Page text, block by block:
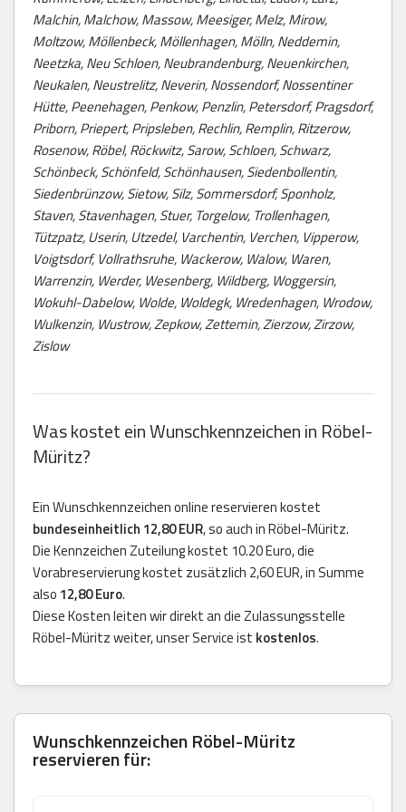
Malchin, Malchow, Massow, Meesiger, Melz, Mirow,
Moltzow, Möllenbeck, Möllenhagen, Mölln, Neddemin,
Neetzka, Neu Schloen, Neubrandenburg, Neuenkirchen,
Neukalen, Neustrelitz, Neverin, Nossendorf, Nossentiner
Hütte, Peenehagen, Penkow, Penzlin, Petersdorf, Pragsdorf,
Priborn, Priepert, Pripsleben, Rechlin, Remplin, Ritzerow,
Rosenow, Röbel, Röckwitz, Sarow, Schloen, Schwarz,
Schönbeck, Schönfeld, Schönhausen, Siedenbollentin,
Siedenbrünzow, Sietow, Silz, Sommersdorf, Sponholz,
Staven, Stavenhagen, Stuer, Torgelow, Trollenhagen,
Tützpatz, Userin, Utzedel, Varchentin, Verchen, Vipperow,
Voigtsdorf, Vollrathsruhe, Wackerow, Walow, Waren,
Warrenzin, Werder, Wesenberg, Wildberg, Woggersin,
Wokuhl-Dabelow, Wolde, Woldegk, Wredenhagen, Wrodow,
Wulkenzin, Wustrow, Zepkow, Zettemin, Zierzow, Zirzow,
Zislow
Was kostet ein Wunschkennzeichen in Röbel-
Müritz?
Ein Wunschkennzeichen online reservieren kostet
bundeseinheitlich 12,80 EUR, so auch in Röbel-Müritz.
Die Kennzeichen Zuteilung kostet 10.20 Euro, die
Vorabreservierung kostet zusätzlich 2,60 EUR, in Summe
also 12,80 Euro.
Diese Kosten leiten wir direkt an die Zulassungsstelle
Röbel-Müritz weiter, unser Service ist kostenlos.
Wunschkennzeichen Röbel-Müritz
reservieren für: